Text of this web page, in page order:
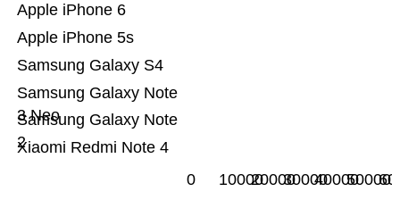
Xiaomi Redmi Note 4
Samsung Galaxy Note
2
Samsung Galaxy Note
3 Neo
Samsung Galaxy S4
Apple iPhone 5s
Apple iPhone 6
0 1000020000300004000050000